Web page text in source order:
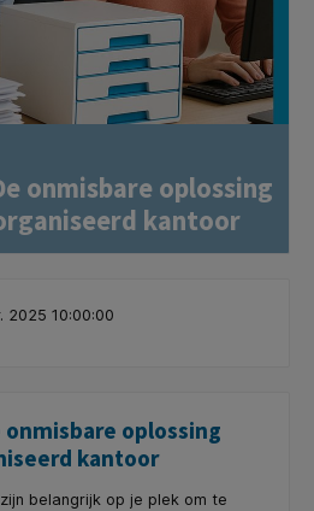
onmisbare oplossing
kantoor
2025 10:00:00
onmisbare oplossing
kantoor
belangrijk op je plek om te